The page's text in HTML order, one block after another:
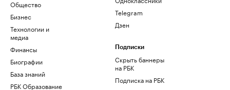
Общество
Бизнес
Технологии и
медиа
Финансы
Биографии
База знаний
РБК Образование
Telegram
Дзен
Подписки
Скрыть баннеры
на РБК
Подписка на РБК